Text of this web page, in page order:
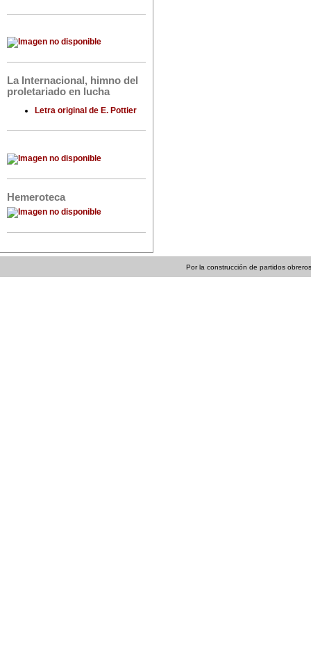
La Internacional, himno del
proletariado en lucha
Letra original de E. Pottier
Hemeroteca
Por la construcción de partidos